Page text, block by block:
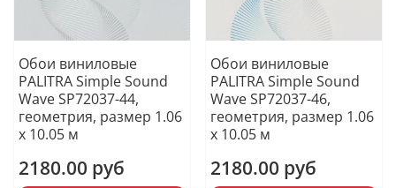
Обои виниловые
PALITRA Simple Sound
Wave SP72037-44,
геометрия, размер 1.06
х 10.05 м
2180.00 руб
Обои виниловые
PALITRA Simple Sound
Wave SP72037-46,
геометрия, размер 1.06
х 10.05 м
2180.00 руб